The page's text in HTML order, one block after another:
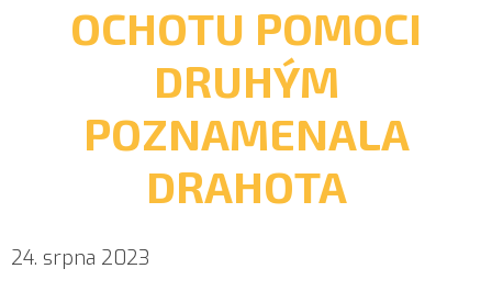
OCHOTU POMOCI
DRUHÝM
POZNAMENALA
DRAHOTA
24. srpna 2023